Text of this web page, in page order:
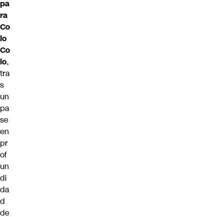
pa
ra
Co
lo
Co
lo,
tra
s
un
pa
se
en
pr
of
un
di
da
d
de